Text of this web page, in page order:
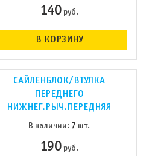
140руб.
В КОРЗИНУ
САЙЛЕНБЛОК/ВТУЛКА
ПЕРЕДНЕГО
НИЖНЕГ.РЫЧ.ПЕРЕДНЯЯ
В наличии: 7 шт.
190руб.